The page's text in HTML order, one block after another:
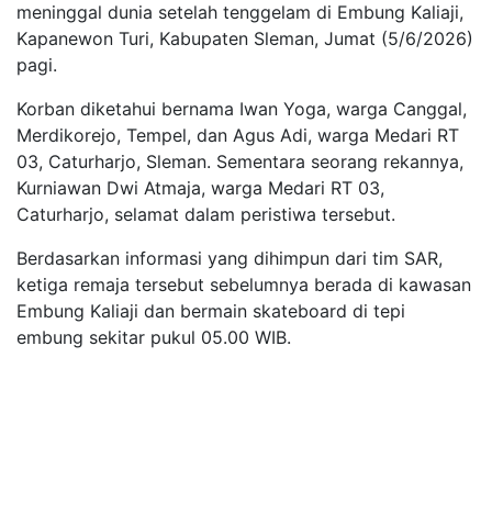
meninggal dunia setelah tenggelam di Embung Kaliaji,
Kapanewon Turi, Kabupaten Sleman, Jumat (5/6/2026)
pagi.
Korban diketahui bernama Iwan Yoga, warga Canggal,
Merdikorejo, Tempel, dan Agus Adi, warga Medari RT
03, Caturharjo, Sleman. Sementara seorang rekannya,
Kurniawan Dwi Atmaja, warga Medari RT 03,
Caturharjo, selamat dalam peristiwa tersebut.
Berdasarkan informasi yang dihimpun dari tim SAR,
ketiga remaja tersebut sebelumnya berada di kawasan
Embung Kaliaji dan bermain skateboard di tepi
embung sekitar pukul 05.00 WIB.